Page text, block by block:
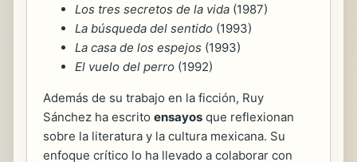
Los tres secretos de la vida (1987)
La búsqueda del sentido (1993)
La casa de los espejos (1993)
El vuelo del perro (1992)
Además de su trabajo en la ficción, Ruy
Sánchez ha escrito ensayos que reflexionan
sobre la literatura y la cultura mexicana. Su
enfoque crítico lo ha llevado a colaborar con